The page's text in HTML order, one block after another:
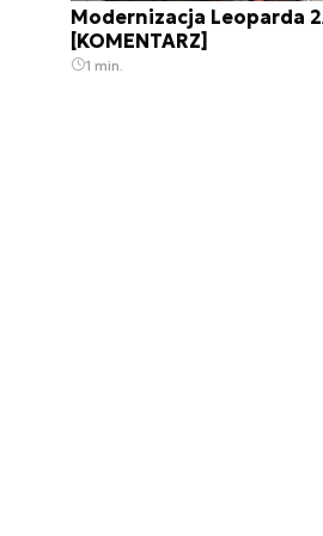
Modernizacja Leoparda
[KOMENTARZ]
1 min.